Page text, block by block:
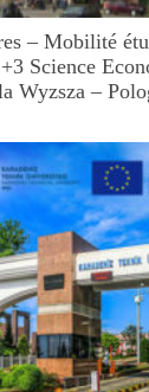
– Mobilité
Science
Wyzsza –